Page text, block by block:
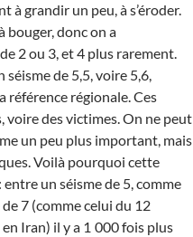
à grandir un peu, à s’éroder.
bouger, donc on a
2 ou 3, et 4 plus rarement.
séisme de 5,5, voire 5,6,
référence régionale. Ces
voire des victimes. On ne peut
un peu plus important, mais
Voilà pourquoi cette
un séisme de 5, comme
7 (comme celui du 12
Iran) il y a 1 000 fois plus